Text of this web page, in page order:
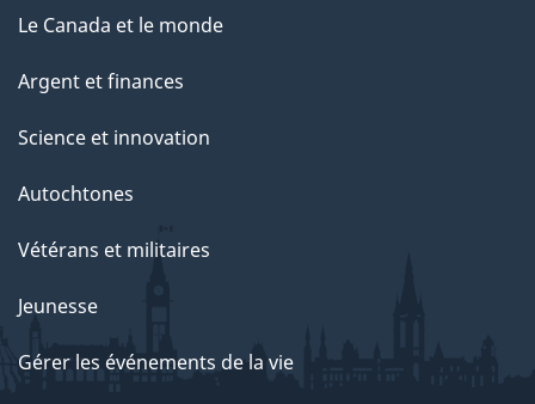
Le Canada et le monde
Argent et finances
Science et innovation
Autochtones
Vétérans et militaires
Jeunesse
Gérer les événements de la vie